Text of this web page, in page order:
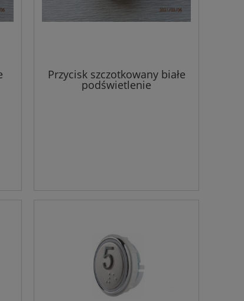
Przycisk szczotkowany białe
podświetlenie
FAA25090AD314 - OTIS